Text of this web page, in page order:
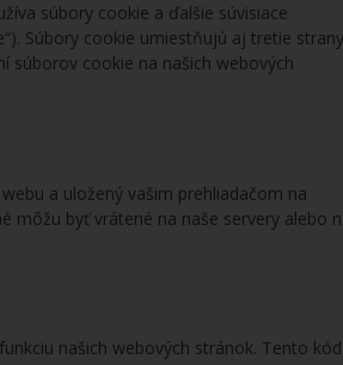
súbory cookie a ďalšie súvisiace
Súbory cookie umiestňujú aj tretie
súborov cookie na našich webových
a uložený vašim prehliadačom na
môžu byť vrátené na naše servery alebo
našich webových stránok. Tento kód